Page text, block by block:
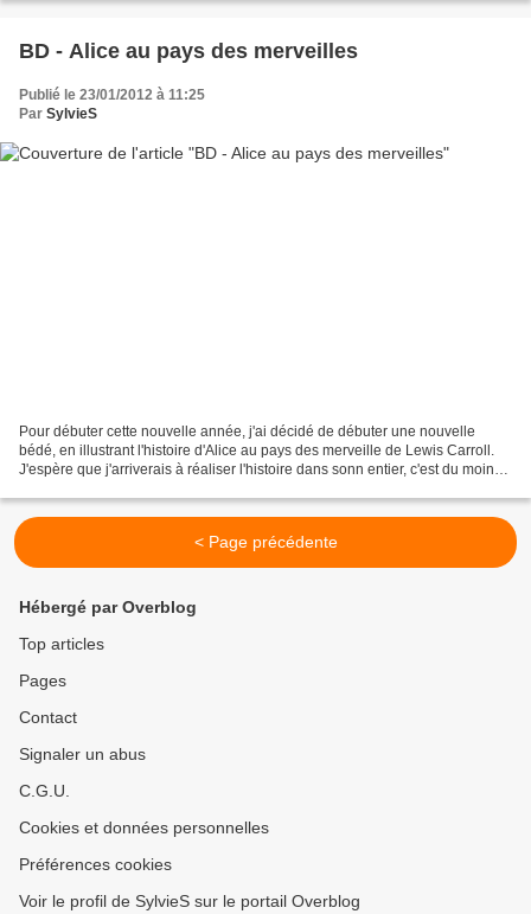
BD - Alice au pays des merveilles
Publié le 23/01/2012 à 11:25
Par SylvieS
Pour débuter cette nouvelle année, j'ai décidé de débuter une nouvelle
bédé, en illustrant l'histoire d'Alice au pays des merveille de Lewis Carroll.
J'espère que j'arriverais à réaliser l'histoire dans sonn entier, c'est du moins
< Page précédente
Hébergé par Overblog
Top articles
Pages
Contact
Signaler un abus
C.G.U.
Cookies et données personnelles
Préférences cookies
Voir le profil de SylvieS sur le portail Overblog